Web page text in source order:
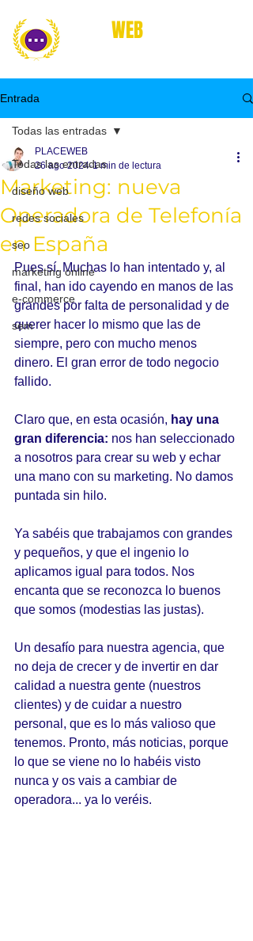
WEB
Entrada
Todas las entradas
diseño web
redes sociales
seo
marketing online
e-commerce
sem
Todas las entradas
Marketing: nueva
Operadora de Telefonía
en España
PLACEWEB
26 ago 2024 1 min de lectura
Pues sí. Muchas lo han intentado y, al
final, han ido cayendo en manos de las
grandes por falta de personalidad y de
querer hacer lo mismo que las de
siempre, pero con mucho menos
dinero. El gran error de todo negocio
fallido.
Claro que, en esta ocasión, hay una
gran diferencia: nos han seleccionado
a nosotros para crear su web y echar
una mano con su marketing. No damos
puntada sin hilo.
Ya sabéis que trabajamos con grandes
y pequeños, y que el ingenio lo
aplicamos igual para todos. Nos
encanta que se reconozca lo buenos
que somos (modestias las justas).
Un desafío para nuestra agencia, que
no deja de crecer y de invertir en dar
calidad a nuestra gente (nuestros
clientes) y de cuidar a nuestro
personal, que es lo más valioso que
tenemos. Pronto, más noticias, porque
lo que se viene no lo habéis visto
nunca y os vais a cambiar de
operadora... ya lo veréis.